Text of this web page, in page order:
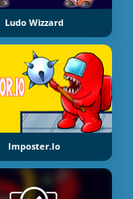
Ludo Wizzard
Imposter.io